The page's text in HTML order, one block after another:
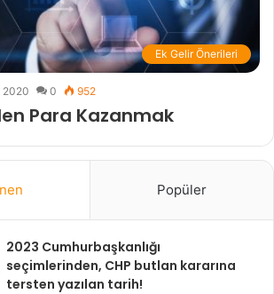
Ek Gelir Önerileri
2020 0 952
Para Kazanmak
Popüler
2023 Cumhurbaşkanlığı
seçimlerinden, CHP butlan kararına
tersten yazılan tarih!